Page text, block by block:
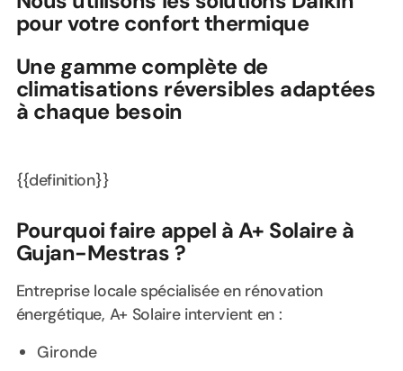
pour votre confort thermique
Une gamme complète de
climatisations réversibles adaptées
à chaque besoin
{{definition}}
Pourquoi faire appel à A+ Solaire à
Gujan-Mestras ?
Entreprise locale spécialisée en rénovation
énergétique, A+ Solaire intervient en :
Gironde